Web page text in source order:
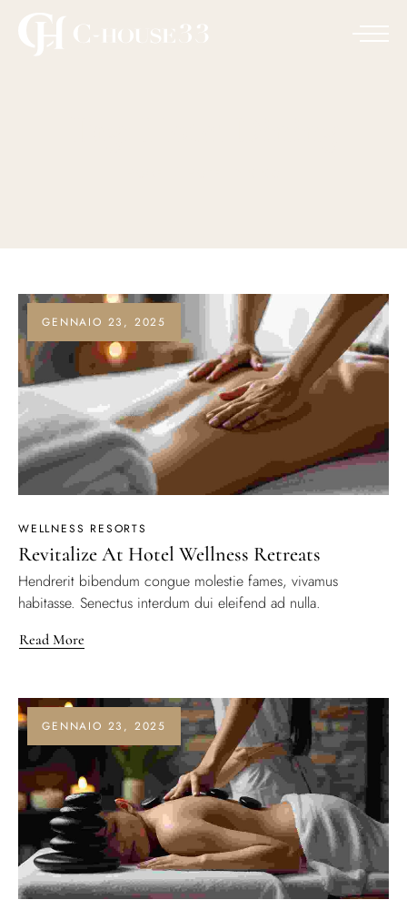
GENNAIO 23, 2025
WELLNESS RESORTS
Revitalize At Hotel Wellness Retreats
Hendrerit bibendum congue molestie fames, vivamus
habitasse. Senectus interdum dui eleifend ad nulla.
Read More
GENNAIO 23, 2025